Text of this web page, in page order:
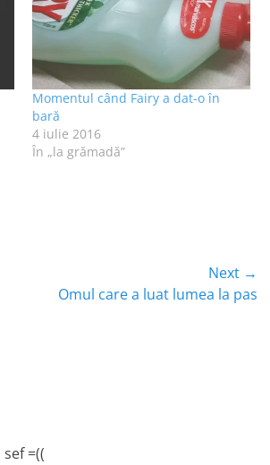
Momentul când Fairy a dat-o în
bară
4 iulie 2016
În „la grămadă”
Next →
Omul care a luat lumea la pas
=((